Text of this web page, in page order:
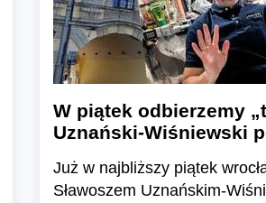
W piątek odbierzemy
Uznański-Wiśniewski
Już w najbliższy piątek
Sławoszem Uznańskim-